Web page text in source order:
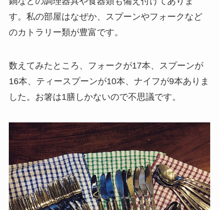
す。私の部屋はなぜか、スプーンやフォークなど
のカトラリー類が豊富です。
数えてみたところ、フォークが17本、スプーンが
16本、ティースプーンが10本、ナイフが9本ありま
した。お箸は1膳しかないので不思議です。